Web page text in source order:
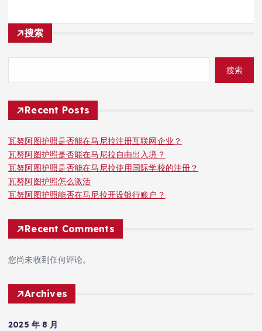
搜索
搜索
Recent Posts
瓦努阿图护照是否能在马尼拉注册互联网企业？
瓦努阿图护照是否能在马尼拉自由出入境？
瓦努阿图护照是否能在马尼拉使用国际学校的注册？
瓦努阿图护照怎么激活
瓦努阿图护照能否在马尼拉开设银行账户？
Recent Comments
您尚未收到任何评论。
Archives
2025 年 8 月